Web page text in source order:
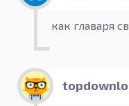
как главаря